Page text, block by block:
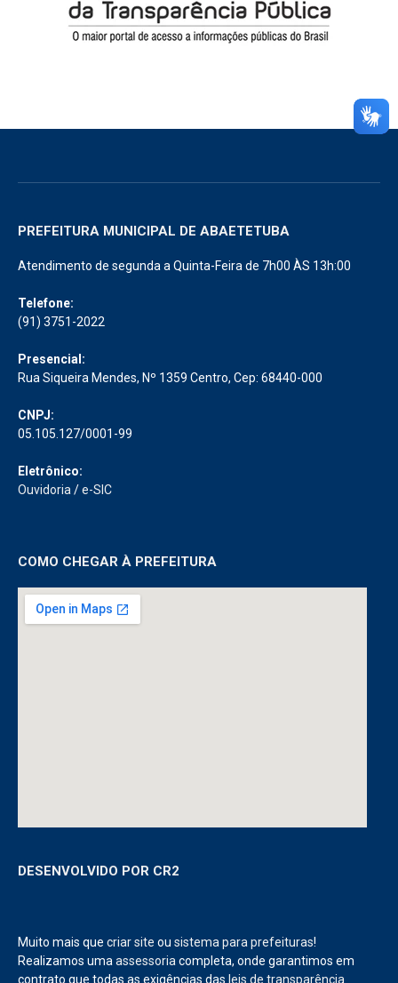
PREFEITURA MUNICIPAL DE ABAETETUBA
Atendimento de segunda a Quinta-Feira de 7h00 ÀS 13h:00
Telefone:
(91) 3751-2022
Presencial:
Rua Siqueira Mendes, Nº 1359 Centro, Cep: 68440-000
CNPJ:
05.105.127/0001-99
Eletrônico:
Ouvidoria /e-SIC
COMO CHEGAR À PREFEITURA
DESENVOLVIDO POR CR2
Muito mais que criar site ou sistema para prefeituras!
Realizamos uma assessoria completa, onde garantimos em
contrato que todas as exigências das leis de transparência